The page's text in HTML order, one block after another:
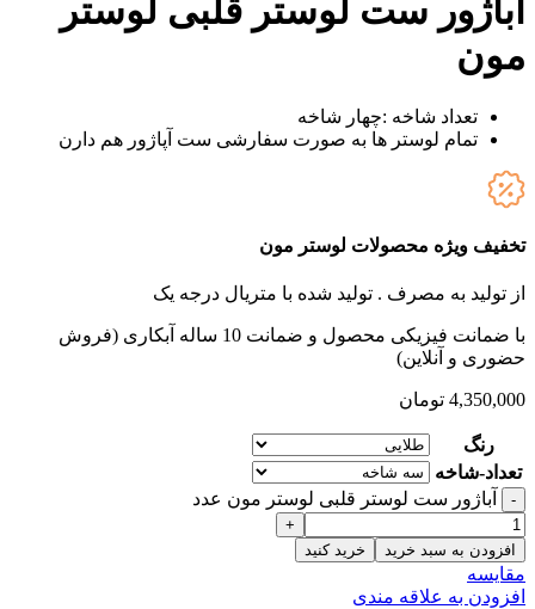
آباژور ست لوستر قلبی لوستر
مون
تعداد شاخه :چهار شاخه
تمام لوستر ها به صورت سفارشی ست آپاژور هم دارن
تخفیف ویژه محصولات لوستر مون
از تولید به مصرف . تولید شده با متریال درجه یک
با ضمانت فیزیکی محصول و ضمانت 10 ساله آبکاری (فروش
حضوری و آنلاین)
4,350,000 تومان
رنگ
تعداد-شاخه
آباژور ست لوستر قلبی لوستر مون عدد
افزودن به سبد خرید خرید کنید
مقایسه
افزودن به علاقه مندی